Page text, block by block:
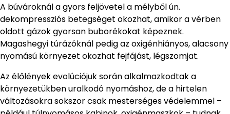
A búvároknál a gyors feljövetel a mélyből ún.
dekompressziós betegséget okozhat, amikor a vérben
oldott gázok gyorsan buborékokat képeznek.
Magashegyi túrázóknál pedig az oxigénhiányos, alacsony
nyomású környezet okozhat fejfájást, légszomjat.
Az élőlények evolúciójuk során alkalmazkodtak a
környezetükben uralkodó nyomáshoz, de a hirtelen
változásokra sokszor csak mesterséges védelemmel –